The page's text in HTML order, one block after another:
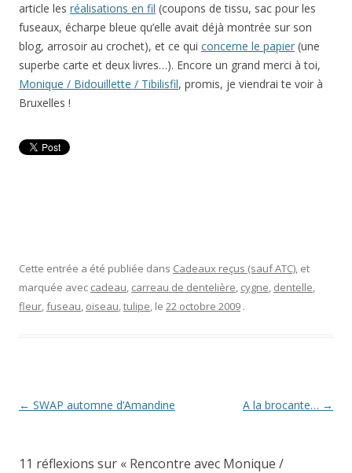
article les réalisations en fil (coupons de tissu, sac pour les
fuseaux, écharpe bleue qu’elle avait déjà montrée sur son
blog, arrosoir au crochet), et ce qui concerne le papier (une
superbe carte et deux livres…). Encore un grand merci à toi,
Monique / Bidouillette / Tibilisfil, promis, je viendrai te voir à
Bruxelles !
Cette entrée a été publiée dans Cadeaux reçus (sauf ATC), et
marquée avec cadeau, carreau de dentelière, cygne, dentelle,
fleur,fuseau, oiseau,tulipe, le 22 octobre 2009 .
Navigation
← SWAP automne d’Amandine A la brocante… →
11 réflexions sur « Rencontre avec Monique /